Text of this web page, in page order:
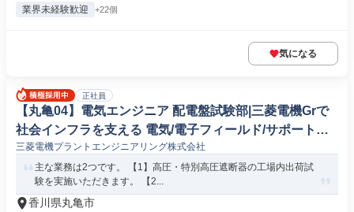
業界未経験歓迎 +22個
気になる
正社員
【丸亀04】電気エンジニア 配電盤試験部|三菱電機Grで
社会インフラを支える 電気/電子フィールド/サポートエ
ンジニア
三菱電機プラントエンジニアリング株式会社
主な業務は2つです。 【1】高圧・特別高圧遮断器の工場内出荷試
験を実施いただきます。 【2...
香川県丸亀市